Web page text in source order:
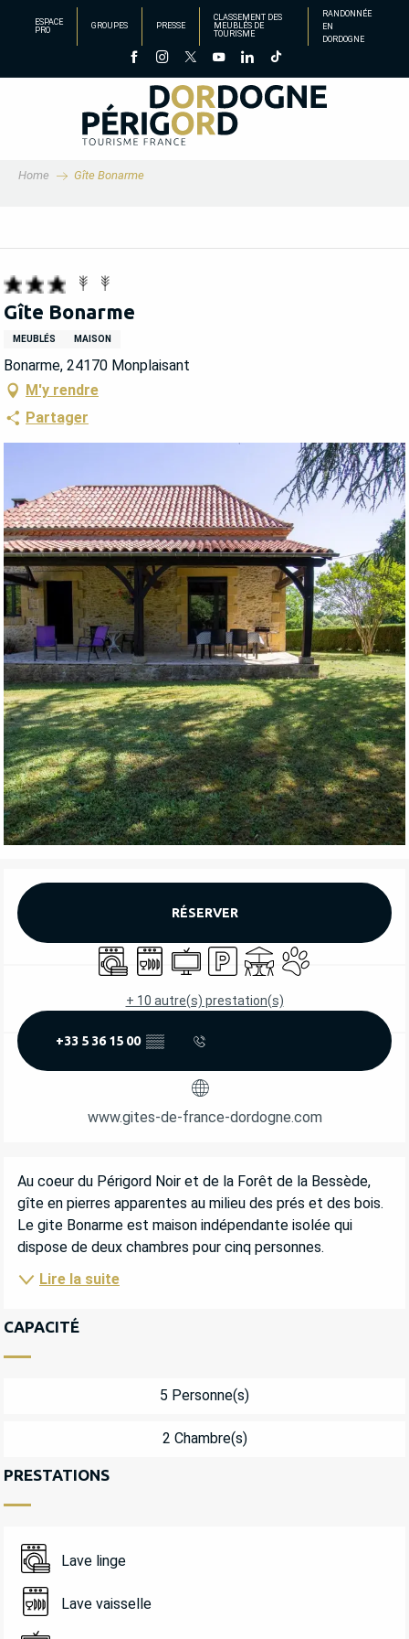
principal
ESPACE
PRO
GROUPES PRESSE
CLASSEMENT DES
MEUBLÉS DE
TOURISME
RANDONNÉE
EN
DORDOGNE
Home Gîte Bonarme
Gîte Bonarme
MEUBLÉS MAISON
Bonarme, 24170 Monplaisant
M'y rendre
Partager
OUVERTURE ET COORDONNÉES
RÉSERVER
Lave lingeLave vaisselle
TélévisionParkingTerrasseAnimaux acceptés
+ 10 autre(s) prestation(s)
+33 5 36 15 00 ▒▒
www.gites-de-france-dordogne.com
DESCRIPTION
Au coeur du Périgord Noir et de la Forêt de la Bessède,
gîte en pierres apparentes au milieu des prés et des bois.
Le gite Bonarme est maison indépendante isolée qui
dispose de deux chambres pour cinq personnes.
Lire la suite
CAPACITÉ
5 Personne(s)
2 Chambre(s)
PRESTATIONS
Lave linge
Lave vaisselle